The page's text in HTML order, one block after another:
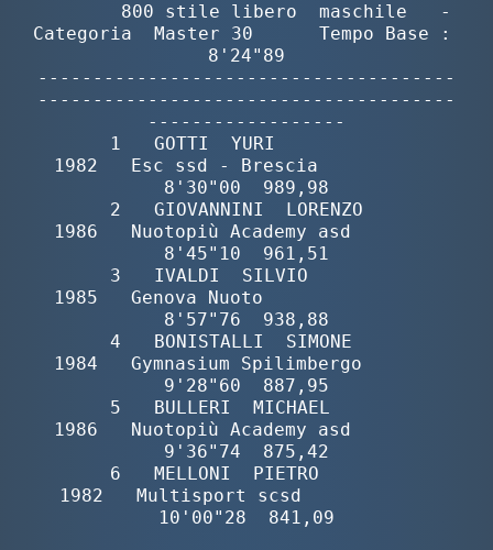
        800 stile libero  maschile   -
Categoria  Master 30      Tempo Base :
8'24"89
--------------------------------------
--------------------------------------
------------------
       1   GOTTI  YURI
1982   Esc ssd - Brescia
8'30"00  989,98
       2   GIOVANNINI  LORENZO
1986   Nuotopiù Academy asd
8'45"10  961,51
       3   IVALDI  SILVIO
1985   Genova Nuoto
8'57"76  938,88
       4   BONISTALLI  SIMONE
1984   Gymnasium Spilimbergo
9'28"60  887,95
       5   BULLERI  MICHAEL
1986   Nuotopiù Academy asd
9'36"74  875,42
       6   MELLONI  PIETRO
1982   Multisport scsd
10'00"28  841,09